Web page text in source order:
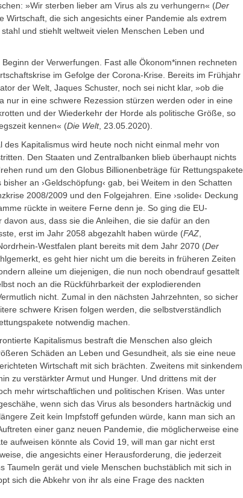
»Wir sterben lieber am Virus als zu verhungern« (Der
Wirtschaft, die sich angesichts einer Pandemie als extrem
und stiehlt weltweit vielen Menschen Leben und
der Verwerfungen. Fast alle Ökonom*innen rechneten
im Gefolge der Corona-Krise. Bereits im Frühjahr
der Welt, Jaques Schuster, noch sei nicht klar, »ob die
in eine schwere Rezession stürzen werden oder in eine
und der Wiederkehr der Horde als politische Größe, so
kennen« (Die Welt, 23.05.2020).
des Kapitalismus wird heute noch nicht einmal mehr von
Den Staaten und Zentralbanken blieb überhaupt nichts
rund um den Globus Billionenbeträge für Rettungspakete
an ›Geldschöpfung‹ gab, bei Weitem in den Schatten
2008/2009 und den Folgejahren. Eine ›solide‹ Deckung
rückte in weitere Ferne denn je. So ging die EU-
aus, dass sie die Anleihen, die sie dafür an den
erst im Jahr 2058 abgezahlt haben würde (FAZ
Westfalen plant bereits mit dem Jahr 2070 (Der
es geht hier nicht um die bereits in früheren Zeiten
alleine um diejenigen, die nun noch obendrauf gesattelt
noch an die Rückführbarkeit der explodierenden
nicht. Zumal in den nächsten Jahrzehnten, so sicher
schwere Krisen folgen werden, die selbstverständlich
notwendig machen.
Kapitalismus bestraft die Menschen also gleich
Schäden an Leben und Gesundheit, als sie eine neue
Wirtschaft mit sich brächten. Zweitens mit sinkendem
zu verstärkter Armut und Hunger. Und drittens mit der
mehr wirtschaftlichen und politischen Krisen. Was unter
wenn sich das Virus als besonders hartnäckig und
Zeit kein Impfstoff gefunden würde, kann man sich an
einer ganz neuen Pandemie, die möglicherweise eine
aufweisen könnte als Covid 19, will man gar nicht erst
die angesichts einer Herausforderung, die jederzeit
Taumeln gerät und viele Menschen buchstäblich mit sich in
sich die Abkehr von ihr als eine Frage des nackten